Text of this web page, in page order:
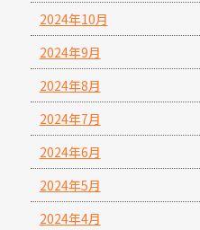
2024年10月
2024年9月
2024年8月
2024年7月
2024年6月
2024年5月
2024年4月